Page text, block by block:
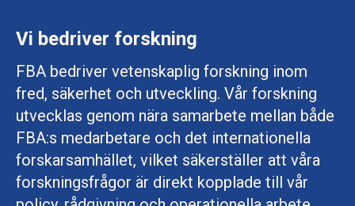
Vi bedriver forskning
FBA bedriver vetenskaplig forskning inom
fred, säkerhet och utveckling. Vår forskning
utvecklas genom nära samarbete mellan både
FBA:s medarbetare och det internationella
forskarsamhället, vilket säkerställer att våra
forskningsfrågor är direkt kopplade till vår